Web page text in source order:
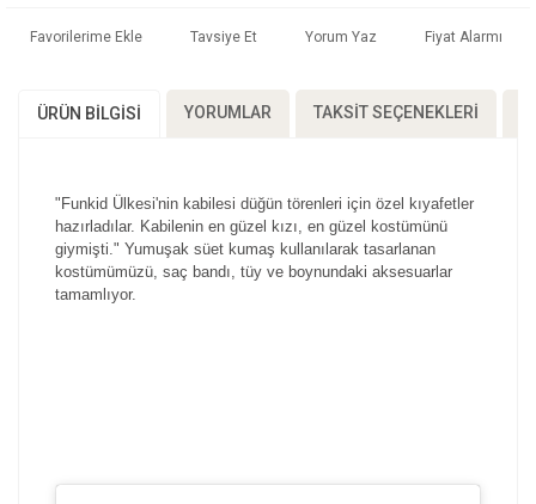
Tavsiye Et Yorum Yaz Fiyat Alarmı
ÜRÜN BILGISI YORUMLAR TAKSIT SEÇENEKLERI
"Funkid Ülkesi'nin kabilesi düğün törenleri için özel kıyafetler
hazırladılar. Kabilenin en güzel kızı, en güzel kostümünü
giymişti." Yumuşak süet kumaş kullanılarak tasarlanan
kostümümüzü, saç bandı, tüy ve boynundaki aksesuarlar
tamamlıyor.